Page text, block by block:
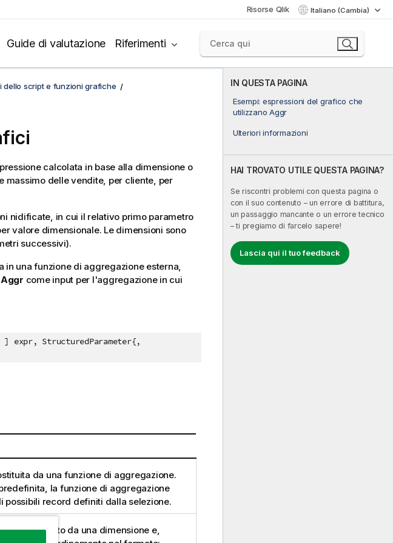
Risorse Qlik Italiano (Cambia)
Guide di valutazione Riferimenti
IN QUESTA PAGINA
Esempi: espressioni del grafico che
utilizzano Aggr
Ulteriori informazioni
HAI TROVATO UTILE QUESTA PAGINA?
Se riscontri problemi con questa pagina o
con il suo contenuto – un errore di battitura,
un passaggio mancante o un errore tecnico
– ti pregiamo di farcelo sapere!
Lascia qui il tuo feedback
dello script e funzioni grafiche
calcolata in base alla dimensione o
massimo delle vendite, per cliente, per
nidificate, in cui il relativo primo parametro
valore dimensionale. Le dimensioni sono
successivi).
in una funzione di aggregazione esterna,
Aggr come input per l'aggregazione in cui
] expr, StructuredParameter{,
da una funzione di aggregazione.
la funzione di aggregazione
possibili record definiti dalla selezione.
è composto da una dimensione e,